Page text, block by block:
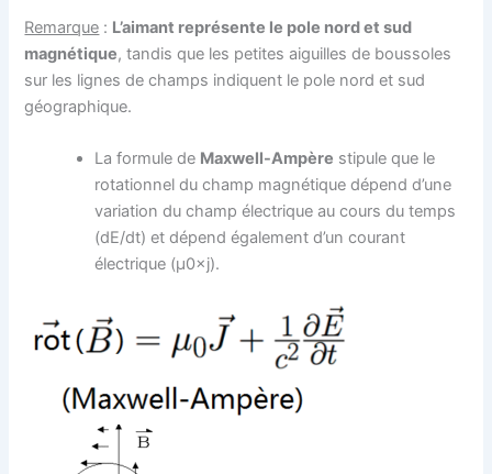
Remarque : L’aimant représente le pole nord et sud
magnétique, tandis que les petites aiguilles de boussoles
sur les lignes de champs indiquent le pole nord et sud
géographique.
La formule de Maxwell-Ampère stipule que le
rotationnel du champ magnétique dépend d’une
variation du champ électrique au cours du temps
(dE/dt) et dépend également d’un courant
électrique (μ0×j).